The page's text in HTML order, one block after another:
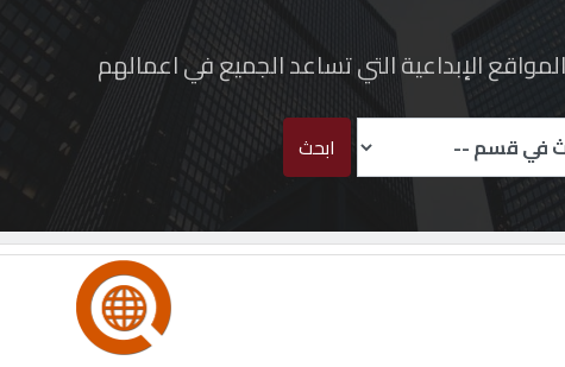
الإبداعية التي تساعد الجميع في اعمالهم
ابحث